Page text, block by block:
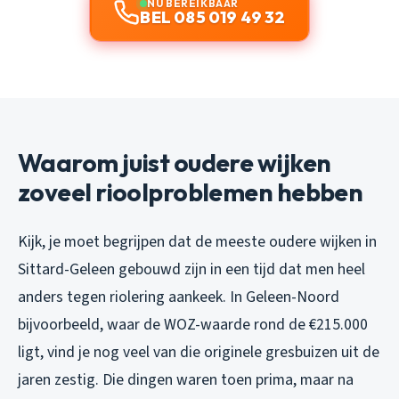
NU BEREIKBAAR
BEL 085 019 49 32
Waarom juist oudere wijken
zoveel rioolproblemen hebben
Kijk, je moet begrijpen dat de meeste oudere wijken in
Sittard-Geleen gebouwd zijn in een tijd dat men heel
anders tegen riolering aankeek. In Geleen-Noord
bijvoorbeeld, waar de WOZ-waarde rond de €215.000
ligt, vind je nog veel van die originele gresbuizen uit de
jaren zestig. Die dingen waren toen prima, maar na